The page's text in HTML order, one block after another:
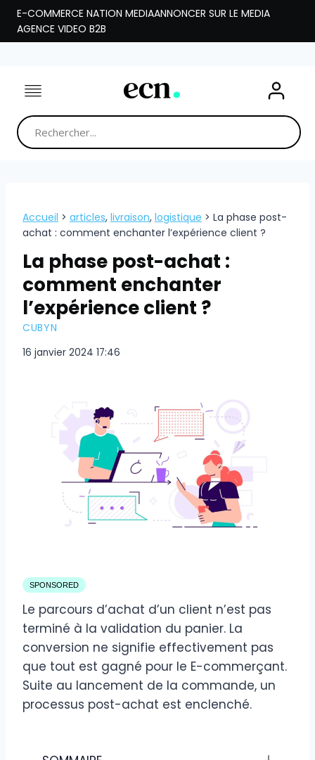
Aller
contenu
E-COMMERCE NATION MEDIAANNONCER SUR LE MEDIA
AGENCE VIDEO B2B
Accueil > articles, livraison, logistique > La phase post-
achat : comment enchanter l’expérience client ?
La phase post-achat :
comment enchanter
l’expérience client ?
CUBYN
16 janvier 2024 17:46
SPONSORED
Le parcours d’achat d’un client n’est pas
terminé à la validation du panier. La
conversion ne signifie effectivement pas
que tout est gagné pour le E-commerçant.
Suite au lancement de la commande, un
processus post-achat est enclenché.